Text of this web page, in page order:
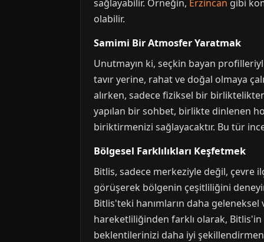
sağlayabilir. Örneğin, Erzincan gibi
olabilir.
Samimi Bir Atmosfer Yaratmak
Unutmayın ki, seçkin bayan
tavır yerine, rahat ve doğal olmaya
alırken, sadece fiziksel bir
yapılan bir sohbet, birlikte dinlenen
biriktirmenizi sağlayacaktır. Bu tür
Bölgesel Farklılıkları Keşfetmek
Bitlis, sadece merkeziyle değil, çevre
görüşerek bölgenin çeşitliliğini
Bitlis'teki hanımların daha
hareketliliğinden farklı olarak, Bitlis'in
beklentilerinizi daha iyi